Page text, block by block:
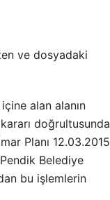
ve dosyadaki
alan alanın
doğrultusunda
Planı 12.03.2015
Belediye
bu işlemlerin